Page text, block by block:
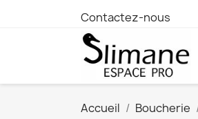
Contactez-nous
Accueil Boucherie